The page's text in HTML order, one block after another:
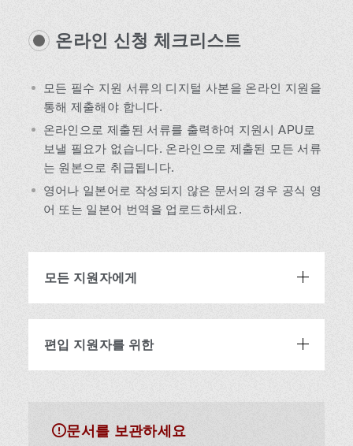
온라인 신청 체크리스트
모든 필수 지원 서류의 디지털 사본을 온라인 지원을
통해 제출해야 합니다.
온라인으로 제출된 서류를 출력하여 지원시 APU로
보낼 필요가 없습니다. 온라인으로 제출된 모든 서류
는 원본으로 취급됩니다.
영어나 일본어로 작성되지 않은 문서의 경우 공식 영
어 또는 일본어 번역을 업로드하세요.
모든 지원자에게
편입 지원자를 위한
문서를 보관하세요